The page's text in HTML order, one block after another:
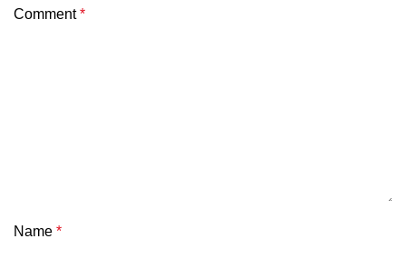
Comment*
Name *